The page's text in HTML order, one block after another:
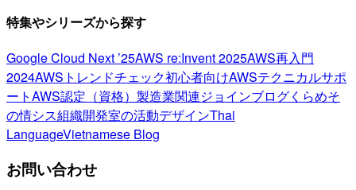
特集やシリーズから探す
Google Cloud Next ’25AWS re:Invent 2025AWS再入門
2024AWSトレンドチェック初心者向けAWSテクニカルサポ
ートAWS認定（資格） 製造業関連ジョインブログくらめそ
の情シス組織開発室の活動デザインThai
LanguageVietnamese Blog
お問い合わせ